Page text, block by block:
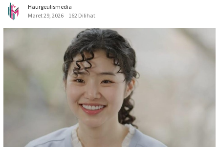
Haurgeulismedia
Maret 29, 2026
162 Dilihat